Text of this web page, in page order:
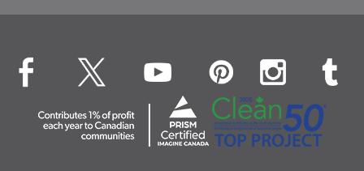
Soupes
Fromage cottage
Crème sure
Bien-être des animaux
Principes coopératifs
Contactez-nous
Location